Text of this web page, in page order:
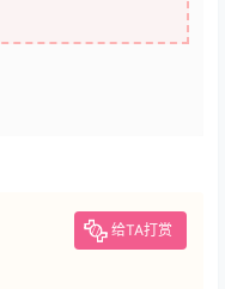
给TA打赏